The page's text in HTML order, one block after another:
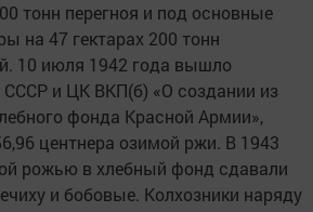
тонн перегноя и под основные
на 47 гектарах 200 тонн
10 июля 1942 года вышло
СССР и ЦК ВКП(б) «О создании из
фонда Красной Армии»,
центнера озимой ржи. В 1943
рожью в хлебный фонд сдавали
и бобовые. Колхозники наряду